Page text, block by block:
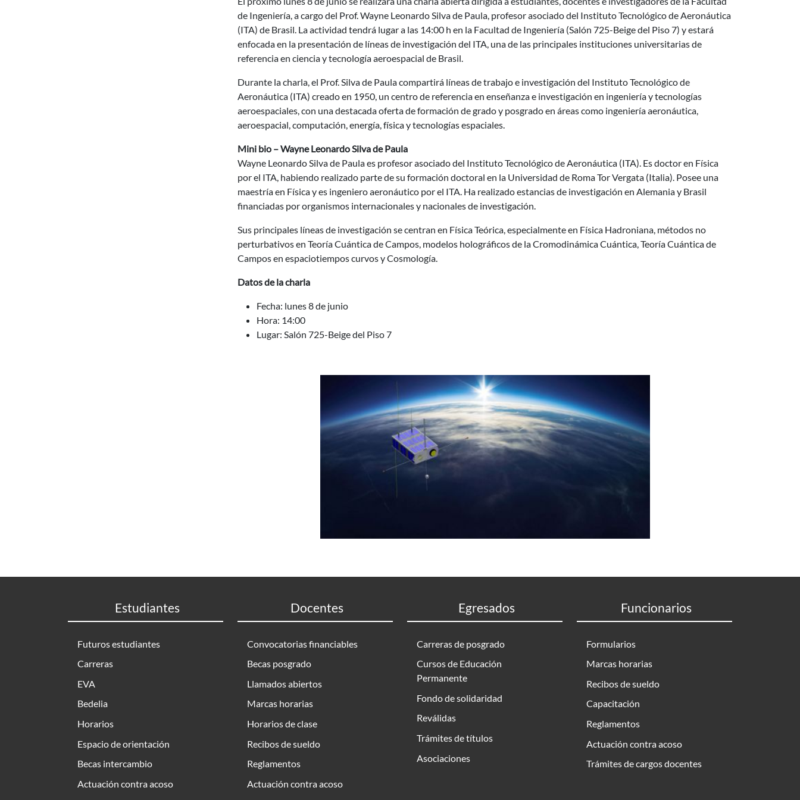
de Ingeniería, a cargo del Prof. Wayne Leonardo Silva de Paula, profesor asociado del Instituto Tecnológico de Aeronáutica
(ITA) de Brasil. La actividad tendrá lugar a las 14:00 h en la Facultad de Ingeniería (Salón 725-Beige del Piso 7) y estará
enfocada en la presentación de líneas de investigación del ITA, una de las principales instituciones universitarias de
referencia en ciencia y tecnología aeroespacial de Brasil.
Durante la charla, el Prof. Silva de Paula compartirá líneas de trabajo e investigación del Instituto Tecnológico de
Aeronáutica (ITA) creado en 1950, un centro de referencia en enseñanza e investigación en ingeniería y tecnologías
aeroespaciales, con una destacada oferta de formación de grado y posgrado en áreas como ingeniería aeronáutica,
aeroespacial, computación, energía, física y tecnologías espaciales.
Mini bio – Wayne Leonardo Silva de Paula
Wayne Leonardo Silva de Paula es profesor asociado del Instituto Tecnológico de Aeronáutica (ITA). Es doctor en Física
por el ITA, habiendo realizado parte de su formación doctoral en la Universidad de Roma Tor Vergata (Italia). Posee una
maestría en Física y es ingeniero aeronáutico por el ITA. Ha realizado estancias de investigación en Alemania y Brasil
financiadas por organismos internacionales y nacionales de investigación.
Sus principales líneas de investigación se centran en Física Teórica, especialmente en Física Hadroniana, métodos no
perturbativos en Teoría Cuántica de Campos, modelos holográficos de la Cromodinámica Cuántica, Teoría Cuántica de
Campos en espaciotiempos curvos y Cosmología.
Datos de la charla
Fecha: lunes 8 de junio
Hora: 14:00
Lugar: Salón 725-Beige del Piso 7
Estudiantes
Futuros estudiantes
Carreras
EVA
Bedelia
Horarios
Espacio de orientación
Becas intercambio
Actuación contra acoso
Docentes
Convocatorias financiables
Becas posgrado
Llamados abiertos
Marcas horarias
Horarios de clase
Recibos de sueldo
Reglamentos
Actuación contra acoso
Egresados
Carreras de posgrado
Cursos de Educación
Permanente
Fondo de solidaridad
Reválidas
Trámites de títulos
Asociaciones
Funcionarios
Formularios
Marcas horarias
Recibos de sueldo
Capacitación
Reglamentos
Actuación contra acoso
Trámites de cargos docentes